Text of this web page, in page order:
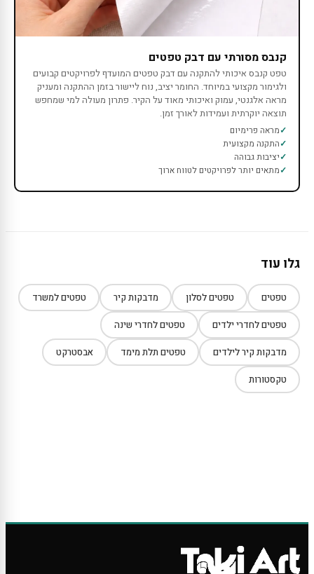
קנבס מסורתי עם דבק טפטים
טפט קנבס איכותי להתקנה עם דבק טפטים המועדף לפרויקטים קבועים
ולגימור מקצועי במיוחד. החומר יציב, נוח ליישור בזמן ההתקנה ומעניק
מראה אלגנטי, עמוק ואיכותי מאוד על הקיר. פתרון מעולה למי שמחפש
תוצאה יוקרתית ועמידות לאורך זמן.
מראה פרימיום
התקנה מקצועית
יציבות גבוהה
מתאים יותר לפרויקטים לטווח ארוך
גלו עוד
טפטים טפטים לסלון מדבקות קיר טפטים למשרד
טפטים לחדרי ילדים טפטים לחדרי שינה
מדבקות קיר לילדים טפטים תלת מימד אבסטרקט
טקסטורות